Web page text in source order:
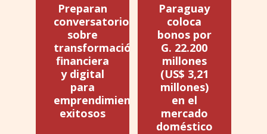
Preparan
conversatorio
sobre
transformación
financiera
y digital
para
emprendimientos
exitosos
Paraguay
coloca
bonos por
G. 22.200
millones
(US$ 3,21
millones)
en el
mercado
doméstico